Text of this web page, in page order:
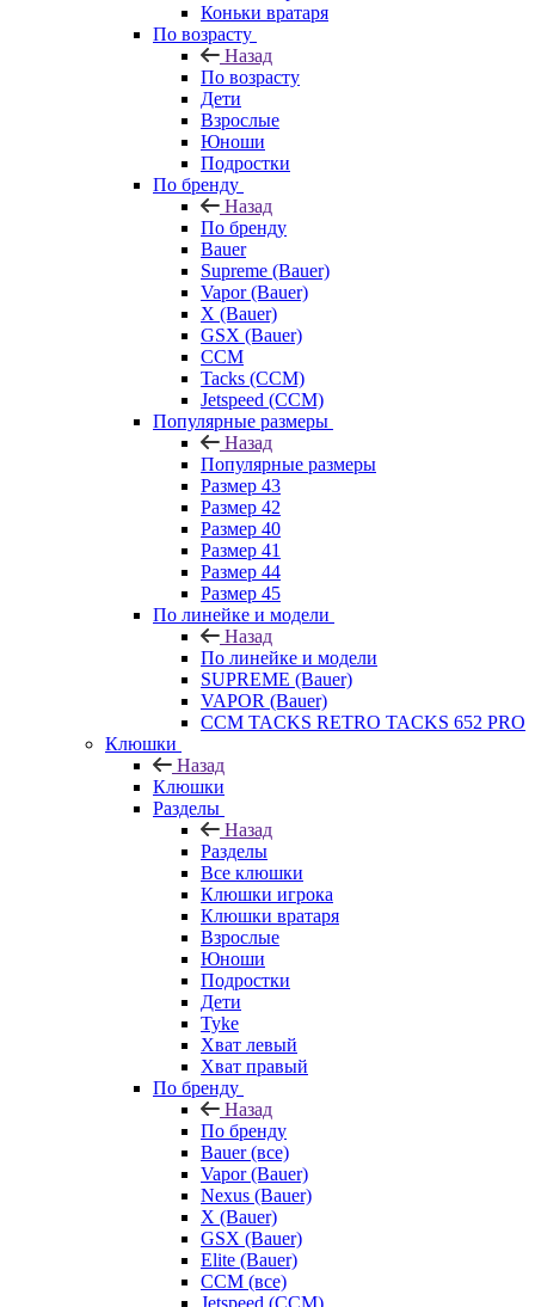
Коньки вратаря
По возрасту
Назад
По возрасту
Дети
Взрослые
Юноши
Подростки
По бренду
Назад
По бренду
Bauer
Supreme (Bauer)
Vapor (Bauer)
X (Bauer)
GSX (Bauer)
CCM
Tacks (CCM)
Jetspeed (CCM)
Популярные размеры
Назад
Популярные размеры
Размер 43
Размер 42
Размер 40
Размер 41
Размер 44
Размер 45
По линейке и модели
Назад
По линейке и модели
SUPREME (Bauer)
VAPOR (Bauer)
CCM TACKS RETRO TACKS 652 PRO
Клюшки
Назад
Клюшки
Разделы
Назад
Разделы
Все клюшки
Клюшки игрока
Клюшки вратаря
Взрослые
Юноши
Подростки
Дети
Tyke
Хват левый
Хват правый
По бренду
Назад
По бренду
Bauer (все)
Vapor (Bauer)
Nexus (Bauer)
X (Bauer)
GSX (Bauer)
Elite (Bauer)
CCM (все)
Jetspeed (CCM)